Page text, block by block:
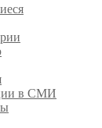
в СМИ